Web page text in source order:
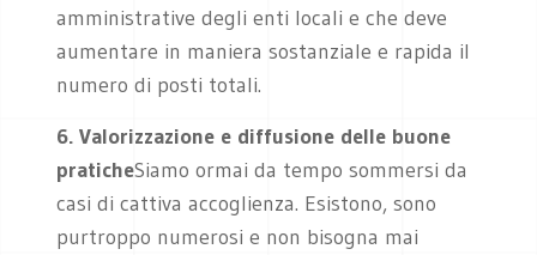
amministrative degli enti locali e che deve
aumentare in maniera sostanziale e rapida il
numero di posti totali.
6. Valorizzazione e diffusione delle buone
praticheSiamo ormai da tempo sommersi da
casi di cattiva accoglienza. Esistono, sono
purtroppo numerosi e non bisogna mai